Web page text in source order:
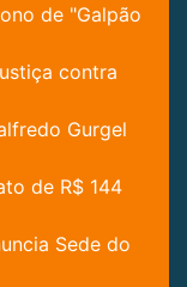
de "Galpão
contra
Gurgel
de R$ 144
Sede do